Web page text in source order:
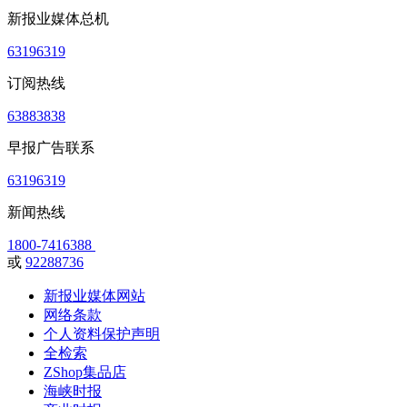
新报业媒体总机
63196319
订阅热线
63883838
早报广告联系
63196319
新闻热线
1800-7416388
或 92288736
新报业媒体网站
网络条款
个人资料保护声明
全检索
ZShop集品店
海峡时报